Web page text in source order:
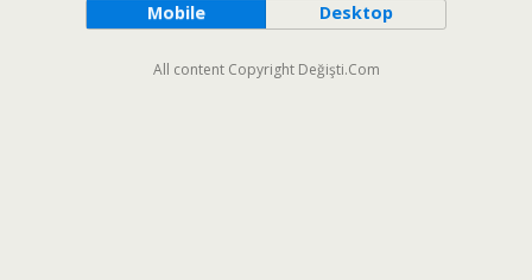
Mobile Desktop
All content Copyright Değişti.Com